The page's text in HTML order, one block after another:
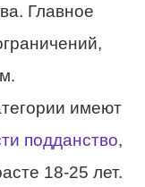
Главное
имеют
подданство,
18-25 лет.